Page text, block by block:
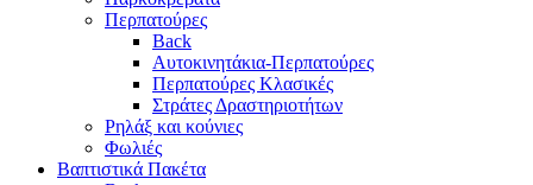
Περπατούρες
Back
Αυτοκινητάκια-Περπατούρες
Περπατούρες Κλασικές
Στράτες Δραστηριοτήτων
Ρηλάξ και κούνιες
Φωλιές
Βαπτιστικά Πακέτα